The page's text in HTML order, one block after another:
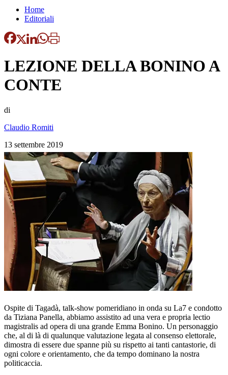
Home
Editoriali
LEZIONE DELLA BONINO A
CONTE
di
Claudio Romiti
13 settembre 2019
Ospite di Tagadà, talk-show pomeridiano in onda su La7 e condotto
da Tiziana Panella, abbiamo assistito ad una vera e propria lectio
magistralis ad opera di una grande Emma Bonino. Un personaggio
che, al di là di qualunque valutazione legata al consenso elettorale,
dimostra di essere due spanne più su rispetto ai tanti cantastorie, di
ogni colore e orientamento, che da tempo dominano la nostra
politicaccia.